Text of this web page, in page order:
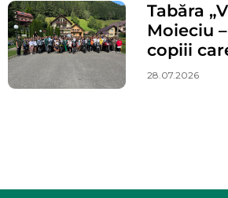
Tabăra
Moieciu
copiii
28.07.2026